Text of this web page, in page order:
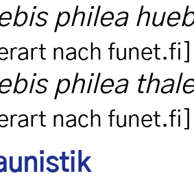
philea
nach funet.fi]
philea
nach funet.fi]